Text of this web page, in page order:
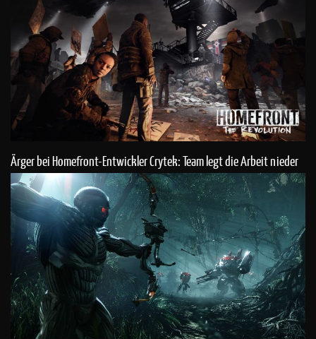
Ärger bei Homefront-Entwickler Crytek: Team legt die Arbeit nieder